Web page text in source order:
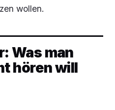
wollen.
Was man
hören will